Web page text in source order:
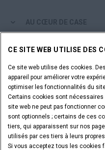
AU CŒUR DE CASE
PARCOURIR LES
ÊTES-VOUS
SE CONNECTER
VOULEZ-VOUS DEVENIR
SOUMETTEZ VOTRE
CE SITE WEB UTILISE DES
Ce site web utilise des cookies.
appareil pour améliorer votre
optimiser les fonctionnalités du
Certains cookies sont
site web ne peut pas fonctionner
sont optionnels ; certains de ces
tiers, qui apparaissent sur nos
utilisés par ces tiers à leurs
Si vous acceptez tous les cookies